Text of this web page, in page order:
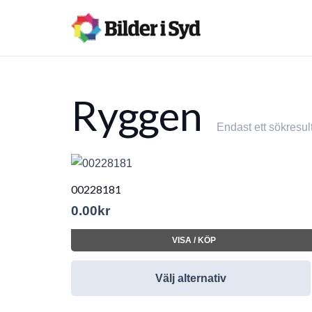
Ryggen Endast ett
00228181
0.00 kr
VISA / KÖP
Välj alternativ